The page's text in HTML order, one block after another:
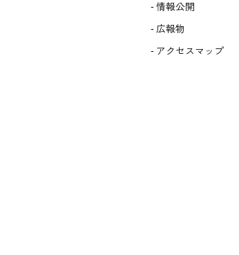
情報公開
広報物
アクセスマップ